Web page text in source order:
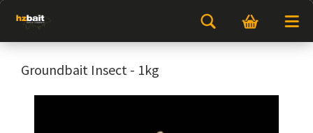
Groundbait Insect - 1kg